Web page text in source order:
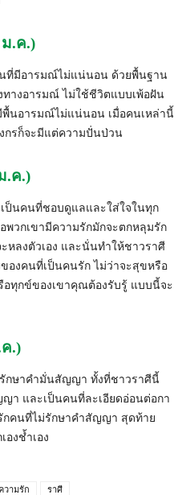
ม.ค.)
ที่มีอารมณ์ไม่แน่นอน ด้วยพื้นฐาน
างอารมณ์ ไม่ใช้ชีวิตแบบเพ้อฝัน
นอารมณ์ไม่แน่นอน เมื่อคนเหล่านี้
กรก็จะมีแต่ความปั่นป่วน
.ค.)
ป็นคนที่ชอบดูแลและใส่ใจในทุก
พวกเขามีความรักมักจะตกหลุมรัก
หลงตัวเอง และนั่นทำให้ชาวราศี
องคนที่เป็นคนรัก ไม่ว่าจะสุขหรือ
ทุกข์ของเขาคุณต้องรับรู้ แบบนี้จะ
.)
รักษาคำมั่นสัญญา ทั้งที่ชาวราศีนี้
า และเป็นคนที่ละเอียดอ่อนต่อกา
กคนที่ไม่รักษาคำสัญญา สุดท้าย
องช้ำเอง
ความรัก ราศี